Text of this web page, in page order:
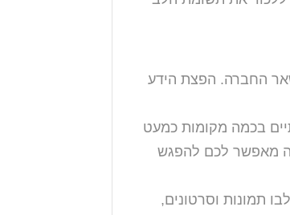
החברה. הפצת הידע
בכמה מקומות כמעט
מאפשר לכם להפגש
תמונות וסרטונים,